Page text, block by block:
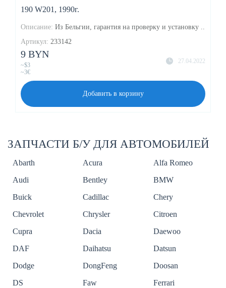
190 W201, 1990г.
Описание: Из Бельгии, гарантия на проверку и установку ..
Артикул: 233142
27.04.2022
9 BYN
~$3
~3€
Добавить в корзину
ЗАПЧАСТИ Б/У ДЛЯ АВТОМОБИЛЕЙ
Abarth Acura
Alfa Romeo
Audi
Bentley
BMW
Buick
Cadillac
Chery
Chevrolet
Chrysler
Citroen
Cupra
Dacia
Daewoo
DAF
Daihatsu
Datsun
Dodge
DongFeng
Doosan
DS
Faw
Ferrari